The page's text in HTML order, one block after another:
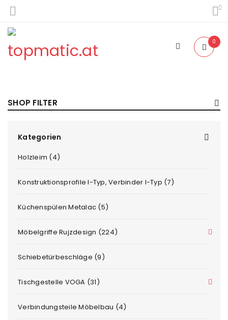
0
SHOP FILTER
Kategorien
Holzleim (4)
Konstruktionsprofile I-Typ, Verbinder I-Typ (7)
Küchenspülen Metalac (5)
Möbelgriffe Rujzdesign (224)
Schiebetürbeschläge (9)
Tischgestelle VOGA (31)
Verbindungsteile Möbelbau (4)